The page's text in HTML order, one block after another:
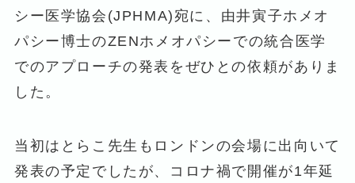
シー医学協会(JPHMA)宛に、由井寅子ホメオ
パシー博士のZENホメオパシーでの統合医学
でのアプローチの発表をぜひとの依頼がありま
した。
当初はとらこ先生もロンドンの会場に出向いて
発表の予定でしたが、コロナ禍で開催が1年延